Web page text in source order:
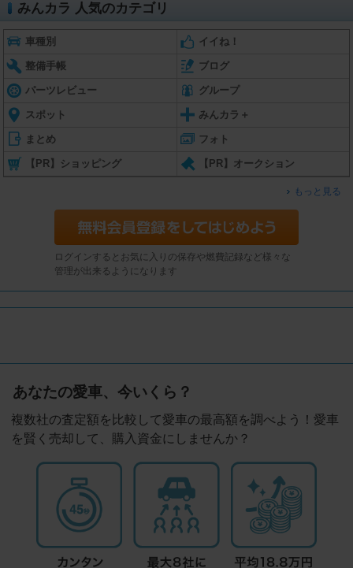
みんカラ 人気のカテゴリ
車種別 イイね！
整備手帳 ブログ
パーツレビュー グループ
スポット みんカラ＋
まとめ フォト
【PR】ショッピング 【PR】オークション
もっと見る
ログインするとお気に入りの保存や燃費記録など様々な
管理が出来るようになります
あなたの愛車、今いくら？
複数社の査定額を比較して愛車の最高額を調べよう！愛車
を賢く売却して、購入資金にしませんか？